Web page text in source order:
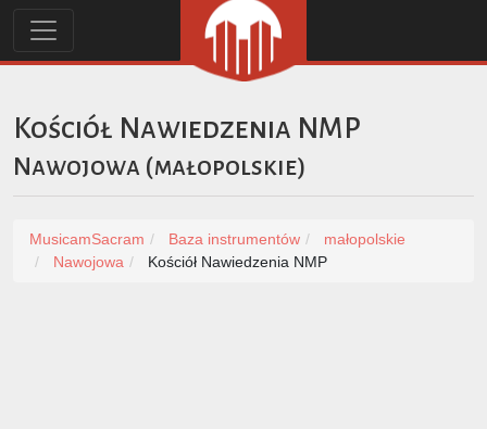
Kościół Nawiedzenia NMP
Nawojowa (małopolskie)
MusicamSacram Baza instrumentów
małopolskie
Nawojowa
Kościół Nawiedzenia NMP